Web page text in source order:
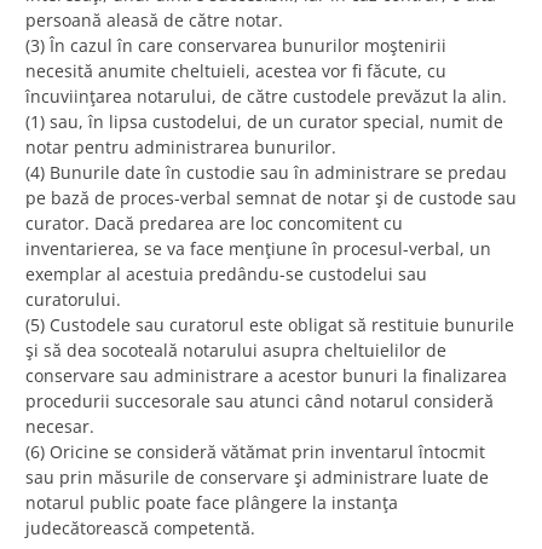
persoană aleasă de către notar.
(3) În cazul în care conservarea bunurilor moştenirii
necesită anumite cheltuieli, acestea vor fi făcute, cu
încuviinţarea notarului, de către custodele prevăzut la alin.
(1) sau, în lipsa custodelui, de un curator special, numit de
notar pentru administrarea bunurilor.
(4) Bunurile date în custodie sau în administrare se predau
pe bază de proces-verbal semnat de notar şi de custode sau
curator. Dacă predarea are loc concomitent cu
inventarierea, se va face menţiune în procesul-verbal, un
exemplar al acestuia predându-se custodelui sau
curatorului.
(5) Custodele sau curatorul este obligat să restituie bunurile
şi să dea socoteală notarului asupra cheltuielilor de
conservare sau administrare a acestor bunuri la finalizarea
procedurii succesorale sau atunci când notarul consideră
necesar.
(6) Oricine se consideră vătămat prin inventarul întocmit
sau prin măsurile de conservare şi administrare luate de
notarul public poate face plângere la instanţa
judecătorească competentă.